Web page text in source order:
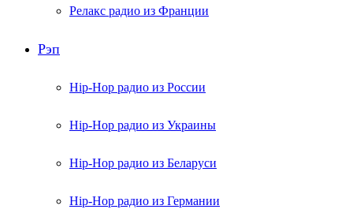
Релакс радио из Франции
Рэп
Hip-Hop радио из России
Hip-Hop радио из Украины
Hip-Hop радио из Беларуси
Hip-Hop радио из Германии